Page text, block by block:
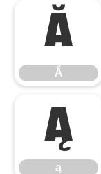
Ă
Ă
ą
ą